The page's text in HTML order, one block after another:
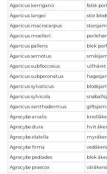
Agaricus kerriganii
falsk
Agaricus langei
stor
Agaricus macrocarpus
Agaricus moelleri
Agaricus pallens
blek
Agaricus semotus
Agaricus subfloccosus
ullhåret
Agaricus subperonatus
Agaricus sylvaticus
Agaricus sylvicola
Agaricus xanthodermus
Agrocybe arvalis
Agrocybe dura
hvit
Agrocybe elatella
Agrocybe firma
Agrocybe pediades
blek
Agrocybe praecox